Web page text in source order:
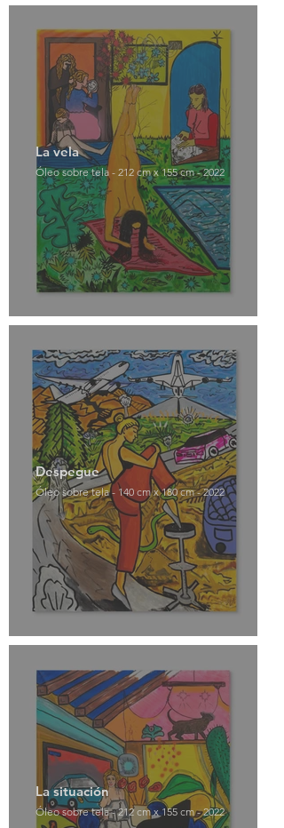
La vela
Óleo sobre tela - 212 cm x 155 cm - 2022
Despegue
Óleo sobre tela - 140 cm x 180 cm - 2022
La situación
Óleo sobre tela - 212 cm x 155 cm - 2022